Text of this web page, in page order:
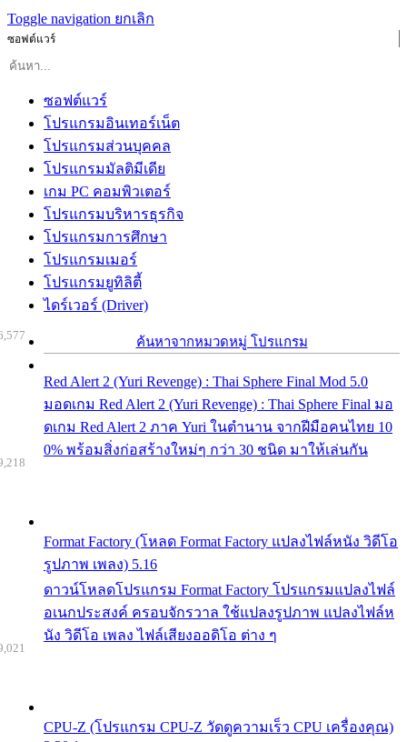
Toggle navigation ยกเลิก
ซอฟต์แวร์
ซอฟต์แวร์
โปรแกรมอินเทอร์เน็ต
โปรแกรมส่วนบุคคล
โปรแกรมมัลติมีเดีย
เกม PC คอมพิวเตอร์
โปรแกรมบริหารธุรกิจ
โปรแกรมการศึกษา
โปรแกรมเมอร์
โปรแกรมยูทิลิตี้
ไดร์เวอร์ (Driver)
ค้นหาจากหมวดหมู่ โปรแกรม
Red Alert 2 (Yuri Revenge) : Thai Sphere Final Mod 5.0
มอดเกม Red Alert 2 (Yuri Revenge) : Thai Sphere Final มอ
ดเกม Red Alert 2 ภาค Yuri ในตำนาน จากฝีมือคนไทย 10
0% พร้อมสิ่งก่อสร้างใหม่ๆ กว่า 30 ชนิด มาให้เล่นกัน
Format Factory (โหลด Format Factory แปลงไฟล์หนัง วิดีโอ
รูปภาพ เพลง) 5.16
ดาวน์โหลดโปรแกรม Format Factory โปรแกรมแปลงไฟล์
อเนกประสงค์ ครอบจักรวาล ใช้แปลงรูปภาพ แปลงไฟล์ห
นัง วิดีโอ เพลง ไฟล์เสียงออดิโอ ต่าง ๆ
CPU-Z (โปรแกรม CPU-Z วัดดูความเร็ว CPU เครื่องคุณ)